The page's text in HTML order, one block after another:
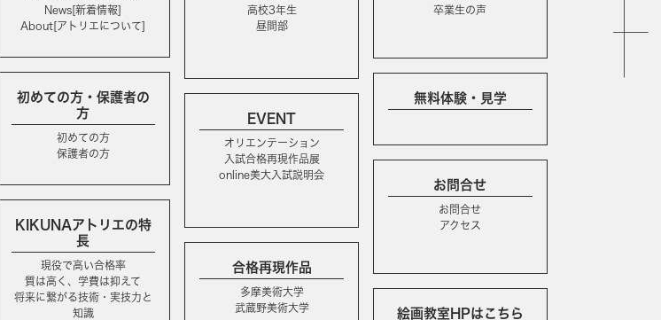
News[新着情報]
About[アトリエについて]
初めての方・保護者の
方
初めての方
保護者の方
KIKUNAアトリエの特
長
現役で高い合格率
質は高く、学費は抑えて
将来に繋がる技術・実技力と
知識
高校3年生
昼間部
EVENT
オリエンテーション
入試合格再現作品展
online美大入試説明会
合格再現作品
多摩美術大学
武蔵野美術大学
卒業生の声
無料体験・見学
お問合せ
お問合せ
アクセス
絵画教室HPはこちら